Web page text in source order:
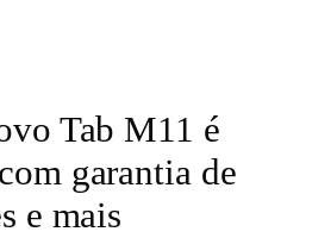
Tab M11 é
garantia de
e mais